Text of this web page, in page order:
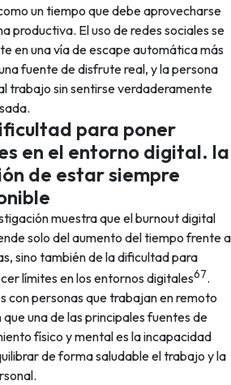
un tiempo que debe aprovecharse
productiva. El uso de redes sociales se
en una vía de escape automática más
fuente de disfrute real, y la persona
trabajo sin sentirse verdaderamente
para poner
en el entorno digital. la
de estar siempre
muestra que el burnout digital
solo del aumento del tiempo frente a
sino también de la dificultad para
límites en los entornos digitales67.
con personas que trabajan en remoto
que una de las principales fuentes de
físico y mental es la incapacidad
de forma saludable el trabajo y la